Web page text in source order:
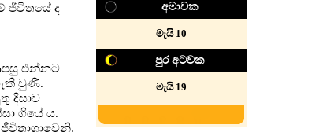
ජීවිතයේ ද
එන්නට
වුණි.
දිසාව
ගියේ ය.
අමාවක
මැයි 10
පුර අටවක
මැයි 19